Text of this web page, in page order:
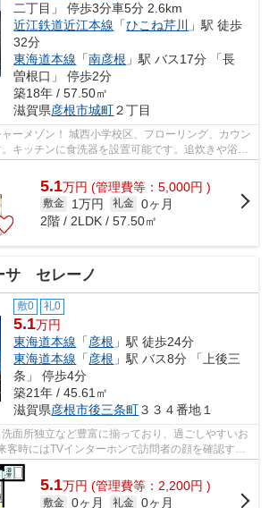
二丁目」 停歩3分車5分 2.6km
近江鉄道近江本線 「ひこね芹川
」駅 徒歩
32分
東海道本線 「南彦根 」駅 バス17分 「長
曽根口」 停歩2分
築18年 / 57.50㎡
滋賀県彦根市城町２丁目
ーメゾン！ 城西小学校区、フローリング、カウン
キッチンに食洗器を設置可能です。追炊きや浴室
5.1万円 (管理費等：5,000円 )
敷金 1万円 礼金 0ヶ月
2階 / 2LDK / 57.50㎡
サ セレーノ
敷0 礼0
5.1万円
東海道本線 「彦根 」駅 徒歩24分
東海道本線 「彦根 」駅 バス8分 「上後三
条」 停歩4分
築21年 / 45.61㎡
滋賀県彦根市後三条町３３４番地１
面所独立など豊富に揃っており、過ごしやすいお
客時にはTVインターホンで訪問者の顔を確認する
は45.61平米♪...
5.1万円 (管理費等：2,200円 )
敷金 0ヶ月 礼金 0ヶ月